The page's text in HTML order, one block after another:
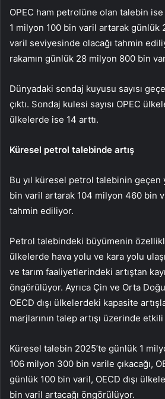
OPEC ham petrolüne olan talebin ise
1 milyon 100 bin varil artarak günlük
varil seviyesinde olacağı tahmin
rakamın günlük 28 milyon 800 bin
Dünyadaki sondaj kuyusu sayısı
çıktı. Sondaj kulesi sayısı OPEC
ülkelerde ise 14 arttı.
Küresel petrol talebinde artış
Bu yıl küresel petrol talebinin geçen
bin varil artarak 104 milyon 460 bin
tahmin ediliyor.
Petrol talebindeki büyümenin
ülkelerde hava yolu ve kara yolu
ve tarım faaliyetlerindeki artıştan
öngörülüyor. Ayrıca Çin ve Orta
OECD dışı ülkelerdeki kapasite
marjlarının talep artışı üzerinde
Küresel talebin 2025’te günlük 1
106 milyon 300 bin varile çıkacağı,
günlük 100 bin varil, OECD dışı
bin varil artacağı öngörülüyor.